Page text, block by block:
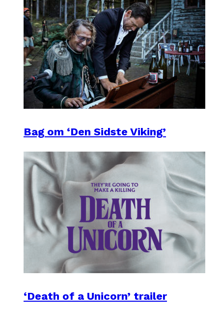
Bag om ‘Den Sidste Viking’
‘Death of a Unicorn’ trailer